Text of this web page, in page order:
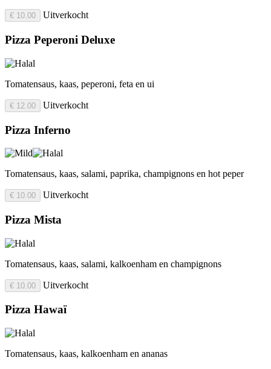
€ 10.00 Uitverkocht
Pizza Peperoni Deluxe
Tomatensaus, kaas, peperoni, feta en ui
€ 12.00 Uitverkocht
Pizza Inferno
Tomatensaus, kaas, salami, paprika, champignons en hot peper
€ 10.00 Uitverkocht
Pizza Mista
Tomatensaus, kaas, salami, kalkoenham en champignons
€ 10.00 Uitverkocht
Pizza Hawaï
Tomatensaus, kaas, kalkoenham en ananas